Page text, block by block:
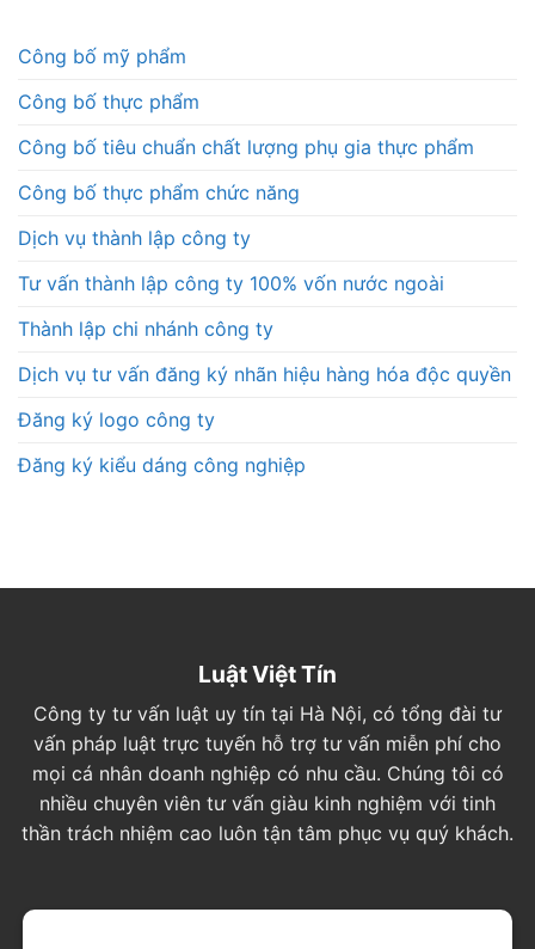
Công bố mỹ phẩm
Công bố thực phẩm
Công bố tiêu chuẩn chất lượng phụ gia thực phẩm
Công bố thực phẩm chức năng
Dịch vụ thành lập công ty
Tư vấn thành lập công ty 100% vốn nước ngoài
Thành lập chi nhánh công ty
Dịch vụ tư vấn đăng ký nhãn hiệu hàng hóa độc quyền
Đăng ký logo công ty
Đăng ký kiểu dáng công nghiệp
Luật Việt Tín
Công ty tư vấn luật uy tín tại Hà Nội, có tổng đài tư
vấn pháp luật trực tuyến hỗ trợ tư vấn miễn phí cho
mọi cá nhân doanh nghiệp có nhu cầu. Chúng tôi có
nhiều chuyên viên tư vấn giàu kinh nghiệm với tinh
thần trách nhiệm cao luôn tận tâm phục vụ quý khách.